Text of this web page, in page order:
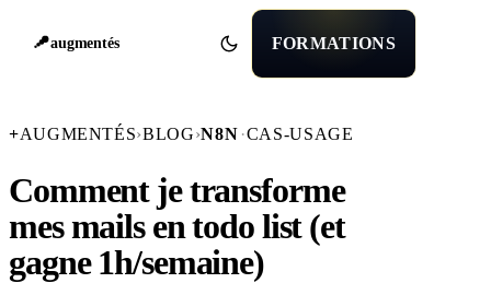
augmentés FORMATIONS
+AUGMENTÉS›BLOG›N8N ·CAS-USAGE
Comment je transforme
mes mails en todo list (et
gagne 1h/semaine)